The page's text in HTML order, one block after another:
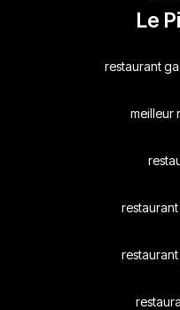
Le
restaurant
meilleur